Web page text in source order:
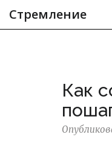
Стремление
Как